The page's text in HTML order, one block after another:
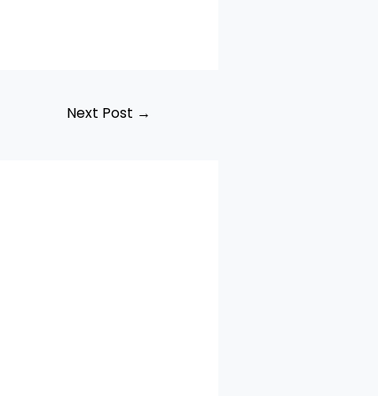
Next Post →